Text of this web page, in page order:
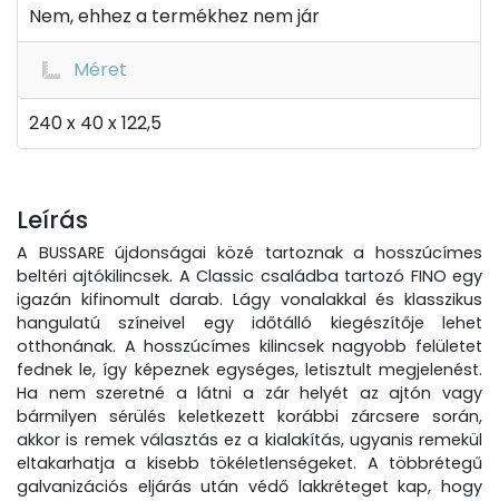
Nem, ehhez a termékhez nem jár
Méret
240 x 40 x 122,5
Leírás
A BUSSARE újdonságai közé tartoznak a hosszúcímes
beltéri ajtókilincsek. A Classic családba tartozó FINO egy
igazán kifinomult darab. Lágy vonalakkal és klasszikus
hangulatú színeivel egy időtálló kiegészítője lehet
otthonának. A hosszúcímes kilincsek nagyobb felületet
fednek le, így képeznek egységes, letisztult megjelenést.
Ha nem szeretné a látni a zár helyét az ajtón vagy
bármilyen sérülés keletkezett korábbi zárcsere során,
akkor is remek választás ez a kialakítás, ugyanis remekül
eltakarhatja a kisebb tökéletlenségeket. A többrétegű
galvanizációs eljárás után védő lakkréteget kap, hogy